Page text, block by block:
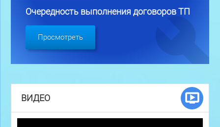
Очередность выполнения договоров ТП
Просмотреть
ВИДЕО